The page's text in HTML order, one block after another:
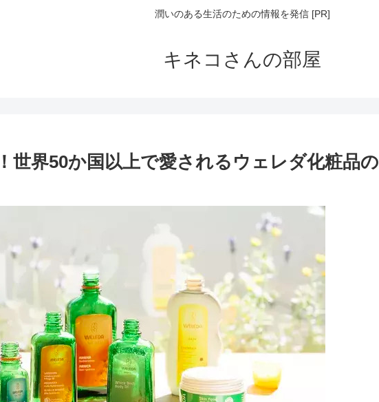
潤いのある生活のための情報を発信 [PR]
キネコさんの部屋
世界50か国以上で愛されるウェレダ化粧品の